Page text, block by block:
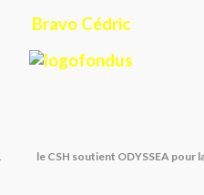
Bravo Cédric
le CSH soutient ODYSSEA pour